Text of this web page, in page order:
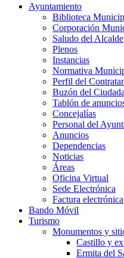
Ayuntamiento
Biblioteca
Corporación
Saludo del Alcalde
Plenos
Instancias
Normativa
Perfil del
Buzón del
Tablón de
Concejalías
Personal del
Anuncios
Dependencias
Noticias
Áreas
Oficina Virtual
Sede Electrónica
Factura electrónica
Bando Móvil
Turismo
Monumentos y
Castillo y
Ermita del